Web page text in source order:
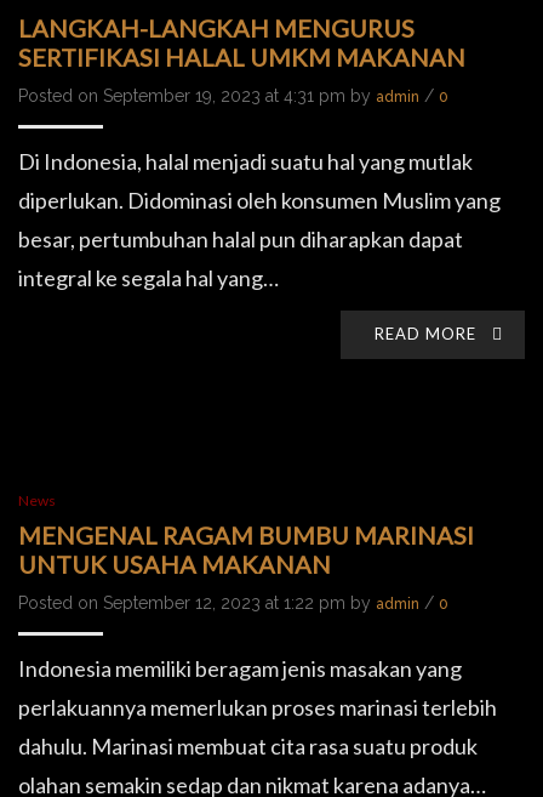
LANGKAH-LANGKAH MENGURUS
SERTIFIKASI HALAL UMKM MAKANAN
Posted on September 19, 2023 at 4:31 pm by admin / 0
Di Indonesia, halal menjadi suatu hal yang mutlak
diperlukan. Didominasi oleh konsumen Muslim yang
besar, pertumbuhan halal pun diharapkan dapat
integral ke segala hal yang…
READ MORE
News
MENGENAL RAGAM BUMBU MARINASI
UNTUK USAHA MAKANAN
Posted on September 12, 2023 at 1:22 pm by admin / 0
Indonesia memiliki beragam jenis masakan yang
perlakuannya memerlukan proses marinasi terlebih
dahulu. Marinasi membuat cita rasa suatu produk
olahan semakin sedap dan nikmat karena adanya…